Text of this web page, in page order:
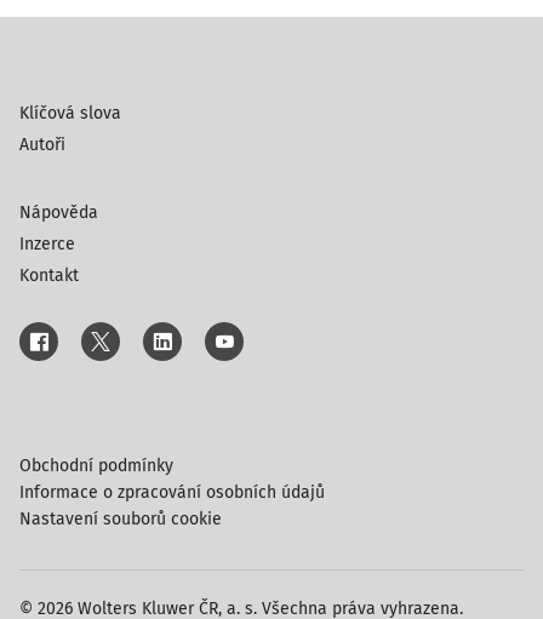
Klíčová slova
Autoři
Nápověda
Inzerce
Kontakt
© 2026 Wolters Kluwer ČR, a. s. Všechna práva vyhrazena.
Obchodní podmínky
Informace o zpracování osobních údajů
Nastavení souborů cookie